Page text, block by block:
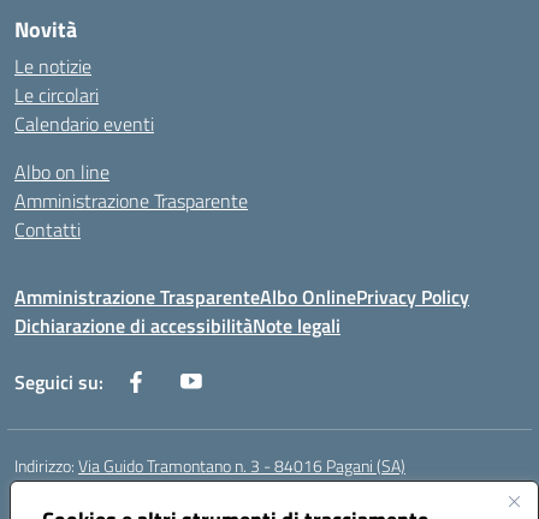
Novità
Le notizie
Le circolari
Calendario eventi
Albo on line
Amministrazione Trasparente
Contatti
Amministrazione TrasparenteAlbo OnlinePrivacy Policy
Dichiarazione di accessibilitàNote legali
Seguici su:
Indirizzo:Via Guido Tramontano n. 3 - 84016 Pagani (SA)
Centralino: